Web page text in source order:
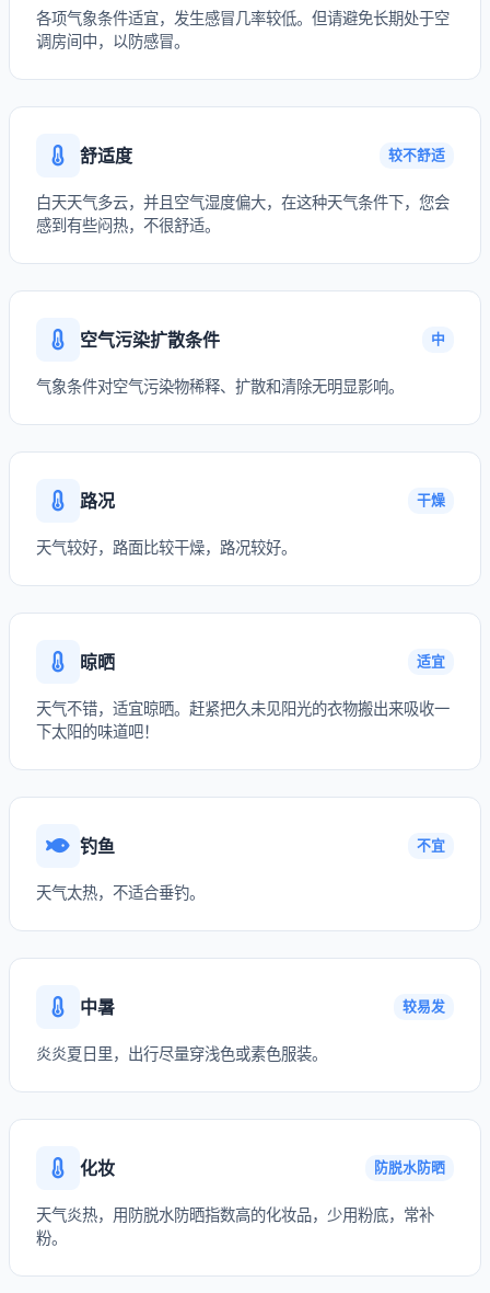
各项气象条件适宜，发生感冒几率较低。但请避免长期处于空
调房间中，以防感冒。
舒适度 较不舒适
白天天气多云，并且空气湿度偏大，在这种天气条件下，您会
感到有些闷热，不很舒适。
空气污染扩散条件 中
气象条件对空气污染物稀释、扩散和清除无明显影响。
路况 干燥
天气较好，路面比较干燥，路况较好。
晾晒 适宜
天气不错，适宜晾晒。赶紧把久未见阳光的衣物搬出来吸收一
下太阳的味道吧！
钓鱼 不宜
天气太热，不适合垂钓。
中暑 较易发
炎炎夏日里，出行尽量穿浅色或素色服装。
化妆 防脱水防晒
天气炎热，用防脱水防晒指数高的化妆品，少用粉底，常补
粉。